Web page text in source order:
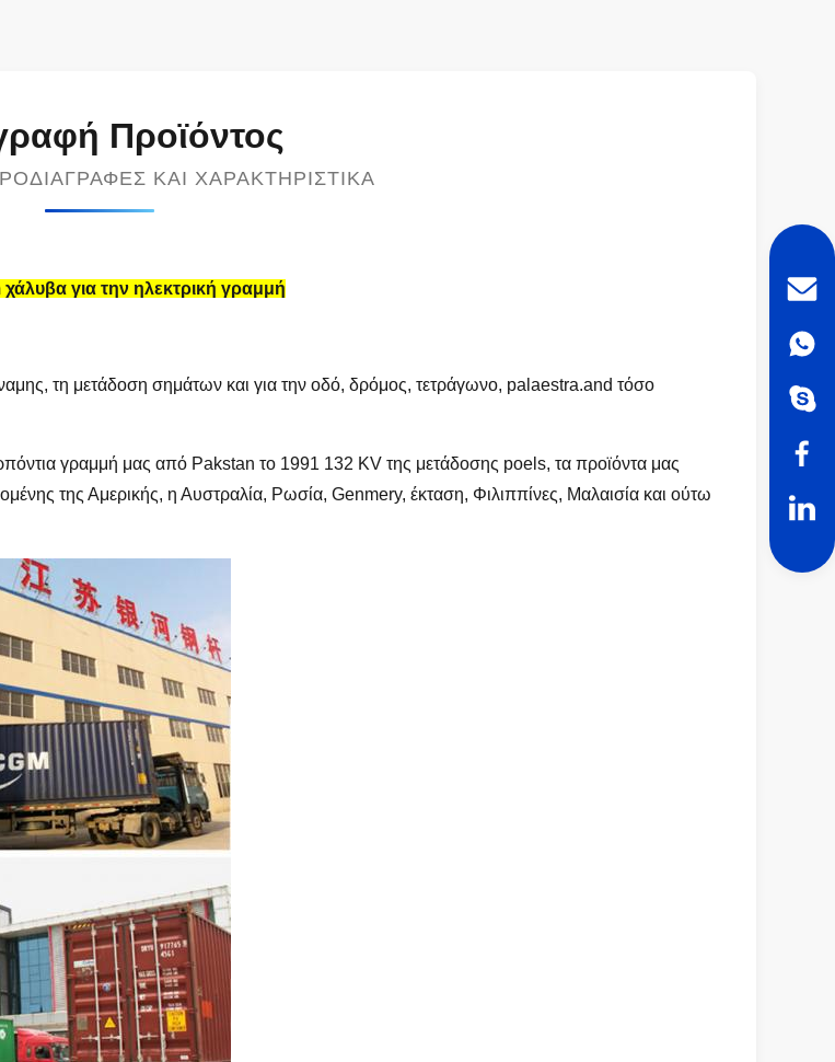
Προϊόντος
ΚΑΙ ΧΑΡΑΚΤΗΡΙΣΤΙΚΆ
για την ηλεκτρική γραμμή
τη μετάδοση σημάτων και για την οδό, δρόμος, τετράγωνο, palaestra.and τόσο
γραμμή μας από Pakstan το 1991 132 KV της μετάδοσης poels, τα προϊόντα μας
της Αμερικής, η Αυστραλία, Ρωσία, Genmery, έκταση, Φιλιππίνες, Μαλαισία και ούτω